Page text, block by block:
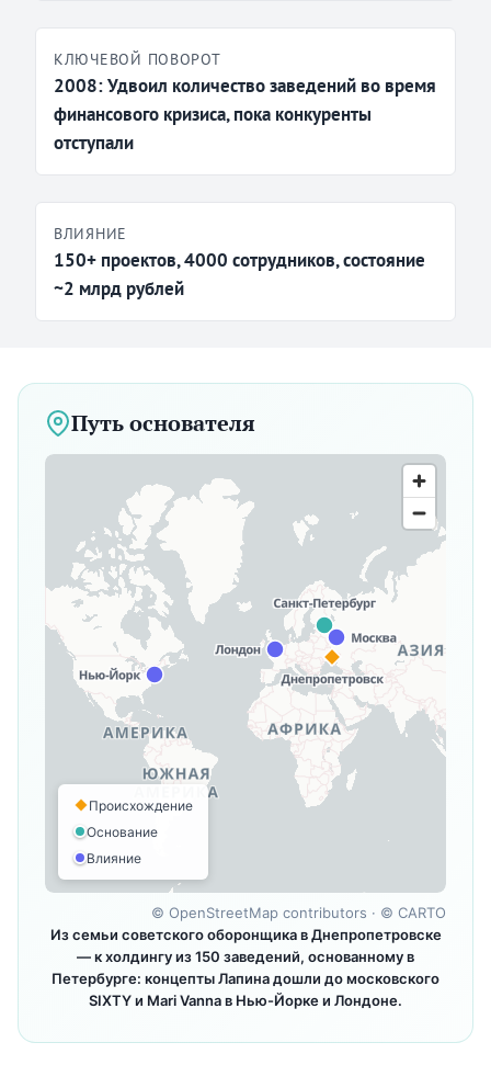
КЛЮЧЕВОЙ ПОВОРОТ
2008: Удвоил количество заведений во время
финансового кризиса, пока конкуренты
отступали
ВЛИЯНИЕ
150+ проектов, 4000 сотрудников, состояние
~2 млрд рублей
Путь основателя
Происхождение
Основание
Влияние
© OpenStreetMap contributors · © CARTO
Из семьи советского оборонщика в Днепропетровске
— к холдингу из 150 заведений, основанному в
Петербурге: концепты Лапина дошли до московского
SIXTY и Mari Vanna в Нью-Йорке и Лондоне.